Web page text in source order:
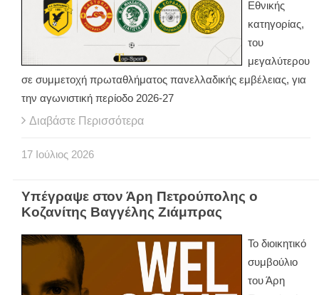
Εθνικής
κατηγορίας,
του
μεγαλύτερου
σε συμμετοχή πρωταθλήματος πανελλαδικής εμβέλειας, για
την αγωνιστική περίοδο 2026-27
Διαβάστε Περισσότερα
17 Ιούλιος 2026
Υπέγραψε στον Άρη Πετρούπολης ο
Κοζανίτης Βαγγέλης Ζιάμπρας
Το διοικητικό
συμβούλιο
του Άρη